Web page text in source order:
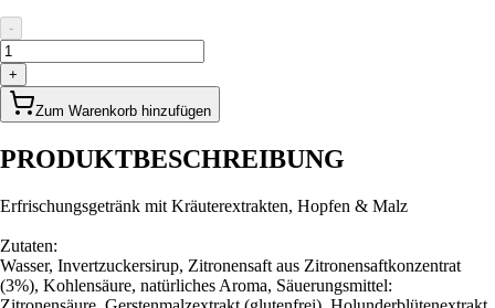
-
+
Zum Warenkorb hinzufügen
PRODUKTBESCHREIBUNG
Erfrischungsgetränk mit Kräuterextrakten, Hopfen & Malz
Zutaten:
Wasser, Invertzuckersirup, Zitronensaft aus Zitronensaftkonzentrat
(3%), Kohlensäure, natürliches Aroma, Säuerungsmittel: